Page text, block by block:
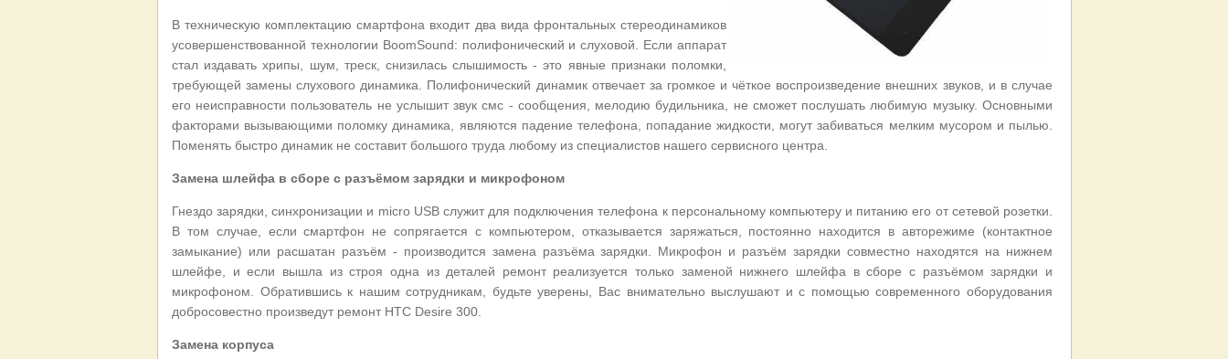
В техническую комплектацию смартфона входит два вида фронтальных стереодинамиков
усовершенствованной технологии BoomSound: полифонический и слуховой. Если аппарат
стал издавать хрипы, шум, треск, снизилась слышимость - это явные признаки поломки,
требующей замены слухового динамика. Полифонический динамик отвечает за громкое и чёткое воспроизведение внешних звуков, и в случае
его неисправности пользователь не услышит звук смс - сообщения, мелодию будильника, не сможет послушать любимую музыку. Основными
факторами вызывающими поломку динамика, являются падение телефона, попадание жидкости, могут забиваться мелким мусором и пылью.
Поменять быстро динамик не составит большого труда любому из специалистов нашего сервисного центра.
Замена шлейфа в сборе с разъёмом зарядки и микрофоном
Гнездо зарядки, синхронизации и micro USB служит для подключения телефона к персональному компьютеру и питанию его от сетевой розетки.
В том случае, если смартфон не сопрягается с компьютером, отказывается заряжаться, постоянно находится в авторежиме (контактное
замыкание) или расшатан разъём - производится замена разъёма зарядки. Микрофон и разъём зарядки совместно находятся на нижнем
шлейфе, и если вышла из строя одна из деталей ремонт реализуется только заменой нижнего шлейфа в сборе с разъёмом зарядки и
микрофоном. Обратившись к нашим сотрудникам, будьте уверены, Вас внимательно выслушают и с помощью современного оборудования
добросовестно произведут ремонт HTC Desire 300.
Замена корпуса